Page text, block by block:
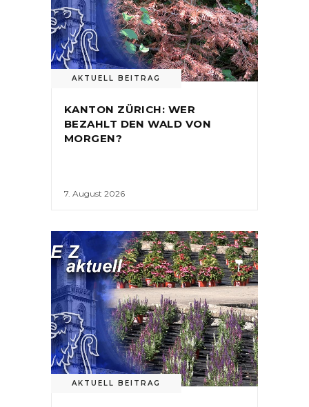
AKTUELL BEITRAG
KANTON ZÜRICH: WER
BEZAHLT DEN WALD VON
MORGEN?
7. August 2026
AKTUELL BEITRAG